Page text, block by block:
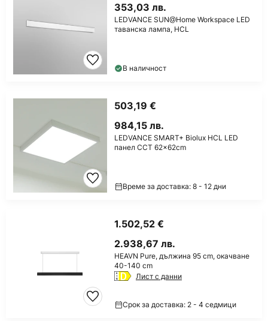
353,03 лв.
LEDVANCE SUN@Home Workspace LED
таванска лампа, HCL
В наличност
503,19 €
984,15 лв.
LEDVANCE SMART+ Biolux HCL LED
панел CCT 62x62cm
Време за доставка: 8 - 12 дни
1.502,52 €
2.938,67 лв.
HEAVN Pure, дължина 95 cm, окачване
40-140 cm
Лист с данни
Срок за доставка: 2 - 4 седмици